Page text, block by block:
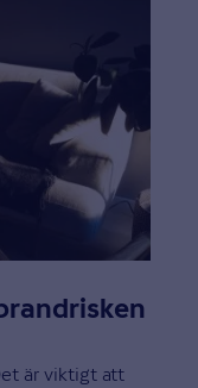
är viktigt att